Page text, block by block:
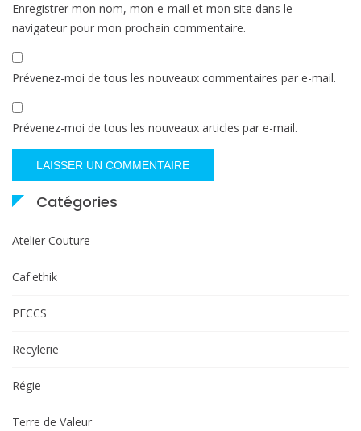
Enregistrer mon nom, mon e-mail et mon site dans le
navigateur pour mon prochain commentaire.
Prévenez-moi de tous les nouveaux commentaires par e-mail.
Prévenez-moi de tous les nouveaux articles par e-mail.
Catégories
Atelier Couture
Caf'ethik
PECCS
Recylerie
Régie
Terre de Valeur